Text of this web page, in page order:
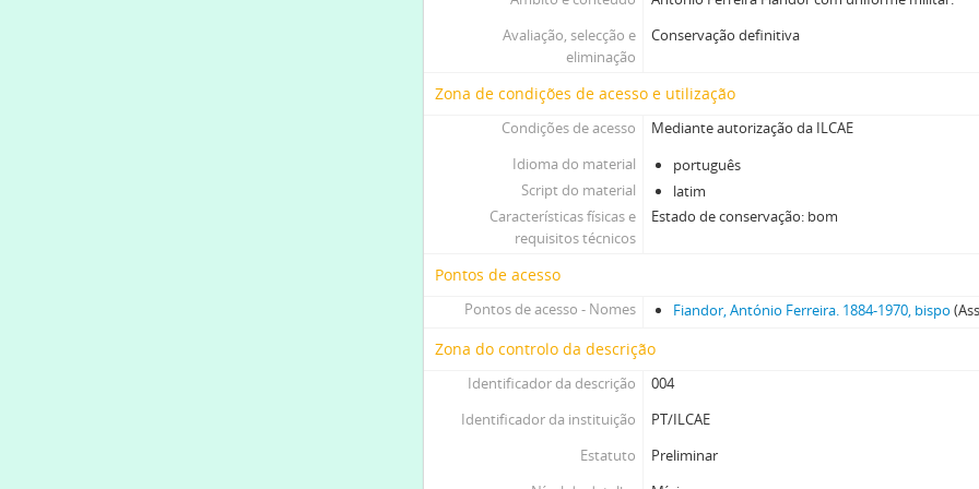
[Coleção ao nível da série] FED - Fotografias da Escola Dominical de
Avaliação, selecção e
eliminação
Conservação definitiva
Zona de condições de acesso e utilização
Condições de acesso
Mediante autorização da ILCAE
Idioma do material
português
Script do material
latim
Características físicas e
requisitos técnicos
Estado de conservação: bom
Pontos de acesso
Pontos de acesso - Nomes Fiandor, António Ferreira. 1884-1970, bispo
Zona do controlo da descrição
Identificador da descrição
004
Identificador da instituição
PT/ILCAE
Estatuto
Preliminar